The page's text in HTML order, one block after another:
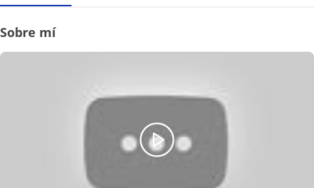
Sobre mí